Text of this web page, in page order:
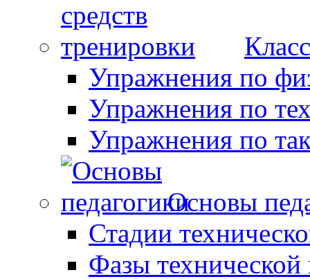
Упражнения по
Упражнения по
Упражнения по
Основы
Стадии
Фазы технической